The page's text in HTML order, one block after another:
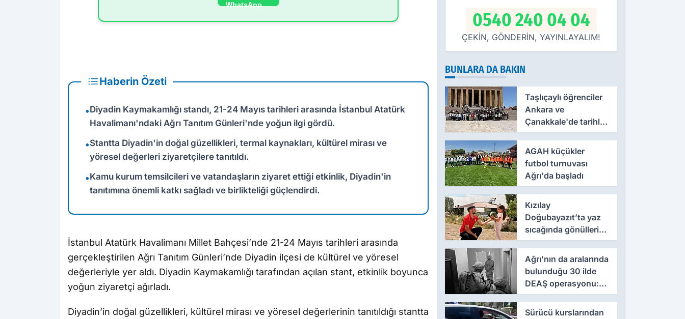
Haberin Özeti
•Diyadin Kaymakamlığı standı, 21-24 Mayıs tarihleri arasında İstanbul Atatürk
Havalimanı'ndaki Ağrı Tanıtım Günleri'nde yoğun ilgi gördü.
•Stantta Diyadin'in doğal güzellikleri, termal kaynakları, kültürel mirası ve
yöresel değerleri ziyaretçilere tanıtıldı.
•Kamu kurum temsilcileri ve vatandaşların ziyaret ettiği etkinlik, Diyadin'in
tanıtımına önemli katkı sağladı ve birlikteliği güçlendirdi.
İstanbul Atatürk Havalimanı Millet Bahçesi’nde 21-24 Mayıs tarihleri arasında
gerçekleştirilen Ağrı Tanıtım Günleri’nde Diyadin ilçesi de kültürel ve yöresel
değerleriyle yer aldı. Diyadin Kaymakamlığı tarafından açılan stant, etkinlik boyunca
yoğun ziyaretçi ağırladı.
Diyadin’in doğal güzellikleri, kültürel mirası ve yöresel değerlerinin tanıtıldığı stantta
0540 240 04 04
ÇEKİN, GÖNDERİN, YAYINLAYALIM!
BUNLARA DA BAKIN
Taşlıçaylı öğrenciler
Ankara ve
Çanakkale'de tarihle
buluştu
AGAH küçükler
futbol turnuvası
Ağrı'da başladı
Kızılay
Doğubayazıt’ta yaz
sıcağında gönülleri
serinletti
Ağrı’nın da aralarında
bulunduğu 30 ilde
DEAŞ operasyonu:
104 şüpheli
yakalandı
Sürücü kurslarından